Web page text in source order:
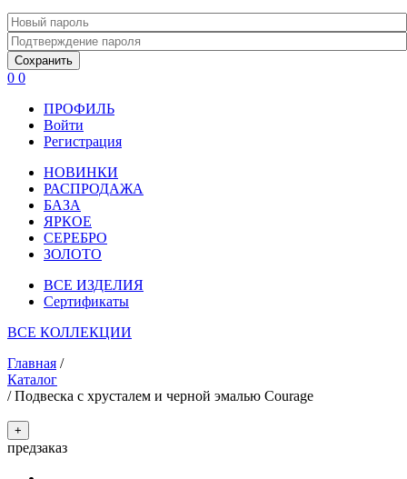
Сохранить
0 0
ПРОФИЛЬ
Войти
Регистрация
НОВИНКИ
РАСПРОДАЖА
БАЗА
ЯРКОЕ
СЕРЕБРО
ЗОЛОТО
ВСЕ ИЗДЕЛИЯ
Сертификаты
ВСЕ КОЛЛЕКЦИИ
Главная /
Каталог
/Подвеска с хрусталем и черной эмалью Courage
+
предзаказ